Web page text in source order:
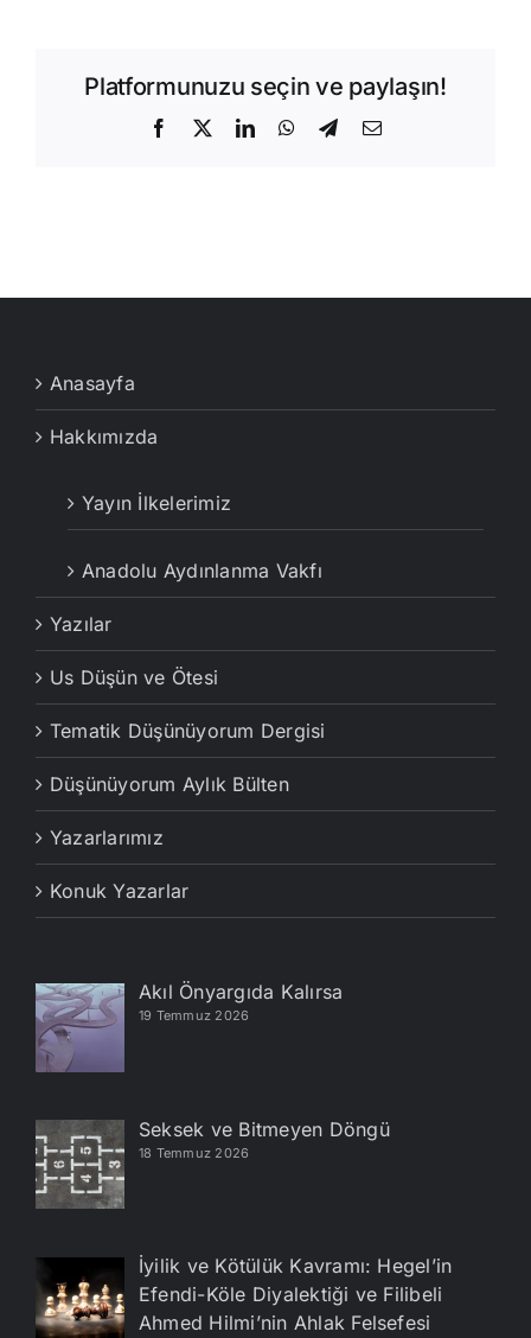
Platformunuzu seçin ve paylaşın!
Facebook
X LinkedInWhatsApp
Telegram
E-
Anasayfa
Hakkımızda
Yayın İlkelerimiz
Anadolu Aydınlanma Vakfı
Yazılar
Us Düşün ve Ötesi
Tematik Düşünüyorum Dergisi
Düşünüyorum Aylık Bülten
Yazarlarımız
Konuk Yazarlar
Akıl Önyargıda Kalırsa
19 Temmuz 2026
Seksek ve Bitmeyen Döngü
18 Temmuz 2026
İyilik ve Kötülük Kavramı: Hegel’in
Efendi-Köle Diyalektiği ve Filibeli
Ahmed Hilmi’nin Ahlak Felsefesi